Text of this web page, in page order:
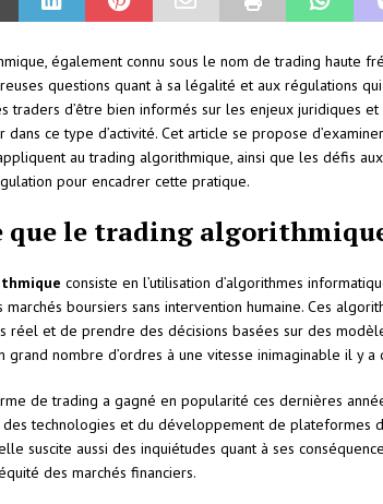
également connu sous le nom de trading haute
questions quant à sa légalité et aux régulations
traders d’être bien informés sur les enjeux juridiques
dans ce type d’activité. Cet article se propose
au trading algorithmique, ainsi que les défis
pour encadrer cette pratique.
que le trading
consiste en l’utilisation d’algorithmes
boursiers sans intervention humaine. Ces
réel et de prendre des décisions basées sur des
grand nombre d’ordres à une vitesse inimaginable il y
de trading a gagné en popularité ces dernières
des technologies et du développement de plateformes
suscite aussi des inquiétudes quant à ses
des marchés financiers.